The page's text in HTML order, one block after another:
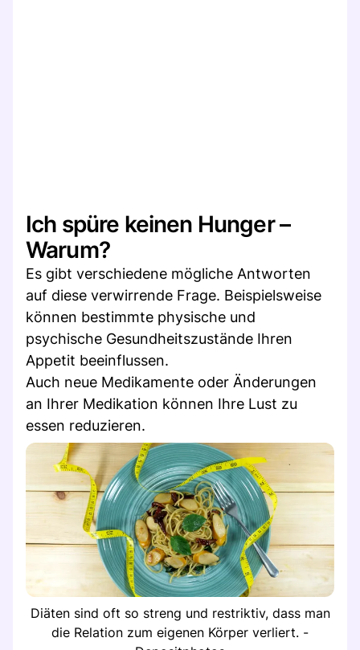
Ich spüre keinen Hunger –
Warum?
Es gibt verschiedene mögliche Antworten
auf diese verwirrende Frage. Beispielsweise
können bestimmte physische und
psychische Gesundheitszustände Ihren
Appetit beeinflussen.
Auch neue Medikamente oder Änderungen
an Ihrer Medikation können Ihre Lust zu
essen reduzieren.
Diäten sind oft so streng und restriktiv, dass man
die Relation zum eigenen Körper verliert. -